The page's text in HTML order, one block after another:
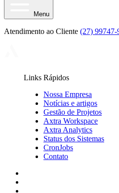
Menu
Atendimento ao Cliente (27) 99747-
Links Rápidos
Nossa Empresa
Notícias e artigos
Gestão de Projetos
Axtra Workspace
Axtra Analytics
Status dos Sistemas
CronJobs
Contato